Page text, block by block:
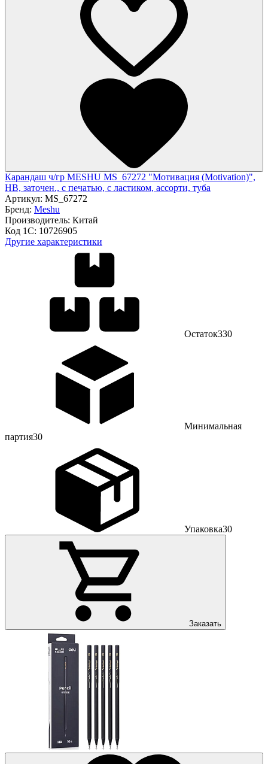
Карандаш ч/гр MESHU MS_67272 "Мотивация (Motivation)",
HB, заточен., с печатью, с ластиком, ассорти, туба
Артикул: MS_67272
Бренд: Meshu
Производитель: Китай
Код 1С: 10726905
Другие характеристики
Остаток330
Минимальная
партия30
Упаковка30
Заказать